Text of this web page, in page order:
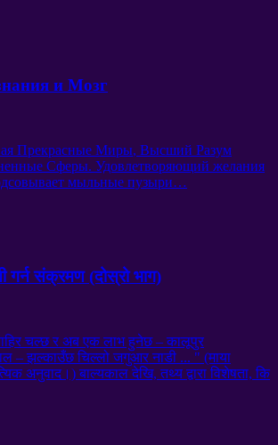
и Мозг
Прекрасные Миры, Высший Разум
Сферы. Удовлетворяющий желания
мыльные пузыри…
गर्न संक्रमण (दोस्रो भाग)
चल्छ र अब एक लाभ हुनेछ – कालूपुर
– झल्काउँछ चिल्लो जगुआर नाडी ... " (माया
अनुवाद।) बाल्यकाल देखि, तथ्य द्वारा विशेषता, कि